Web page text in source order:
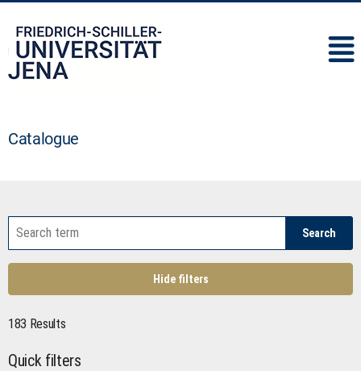
Catalogue
Search
Hide filters
183 Results
Quick filters